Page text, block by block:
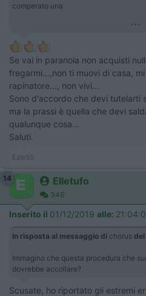
comperato una
...
Se vai in paranoia non acquisti
fregarmi…,non ti muovi di casa,
rapinatore..., non vivi...
Sono d'accordo che devi tutelarti
ma la prassi è quella che devi
qualunque cosa...
Saluti.
Ezio55
14 Elletufo
346
Inserito il 01/12/2019 alle:
In risposta al messaggio di chorus del
Immagino che questa procedura che
dovrebbe accollare?
Scusate, ho riportato gli estremi